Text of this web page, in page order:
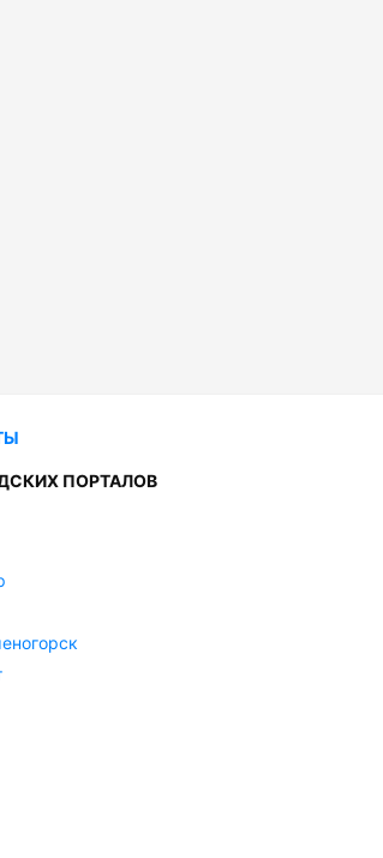
ПОРТАЛОВ